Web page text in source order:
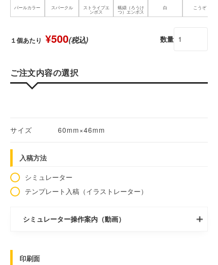
パールカラー スパークル ストライプエ
ンボス
蝋纈（ろうけ
つ）エンボス
白 こうぞ
１個あたり ¥500(税込) 数量
ご注文内容の選択
サイズ 60mm×46mm
入稿方法
シミュレーター
テンプレート入稿（イラストレーター）
シミュレーター操作案内（動画）
印刷面